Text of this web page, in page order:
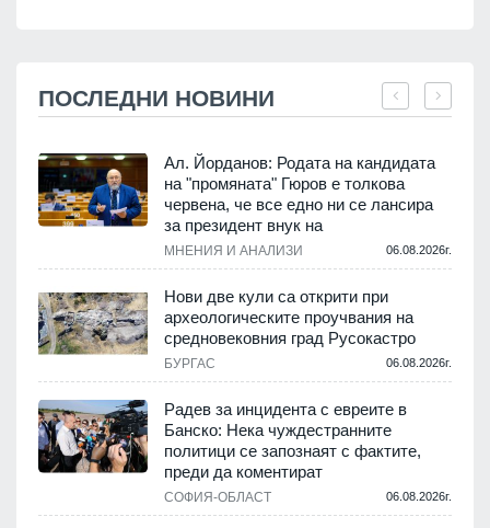
ПОСЛЕДНИ НОВИНИ
Ал. Йорданов: Родата на кандидата
на "промяната" Гюров е толкова
червена, че все едно ни се лансира
за президент внук на
МНЕНИЯ И АНАЛИЗИ 06.08.2026г.
Нови две кули са открити при
археологическите проучвания на
средновековния град Русокастро
БУРГАС 06.08.2026г.
Радев за инцидента с евреите в
Банско: Нека чуждестранните
политици се запознаят с фактите,
преди да коментират
СОФИЯ-ОБЛАСТ 06.08.2026г.